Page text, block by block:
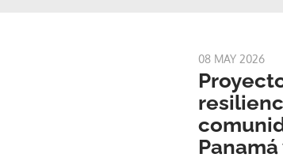
08 MAY 2026
Panamá